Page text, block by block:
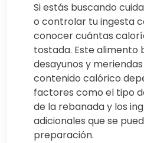
Si estás buscando
o controlar tu ingesta
conocer cuántas
tostada. Este alimento
desayunos y
contenido calórico
factores como el tipo
de la rebanada y los
adicionales que se
preparación.